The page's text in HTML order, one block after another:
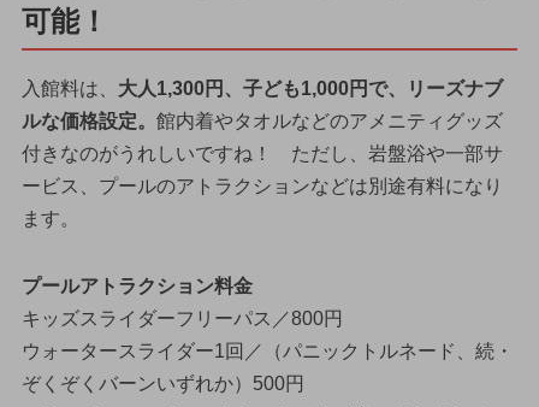
可能！
入館料は、 大人1,300円、子ども1,000円で、リーズナブ
ルな価格設定。 館内着やタオルなどのアメニティグッズ
付きなのがうれしいですね！ ただし、岩盤浴や一部サ
ービス、プールのアトラクションなどは別途有料になり
ます。
プールアトラクション料金
キッズスライダーフリーパス／800円
ウォータースライダー1回／（パニックトルネード、続・
ぞくぞくバーンいずれか）500円